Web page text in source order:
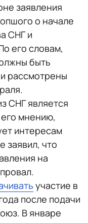
заявления
о начале
СНГ и
его словам,
быть
рассмотрены
СНГ является
мнению,
интересам
заявил, что
на
участие в
после подачи
В январе